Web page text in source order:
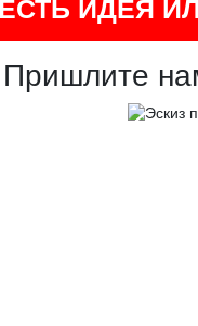
ИДЕЯ
Пришлите